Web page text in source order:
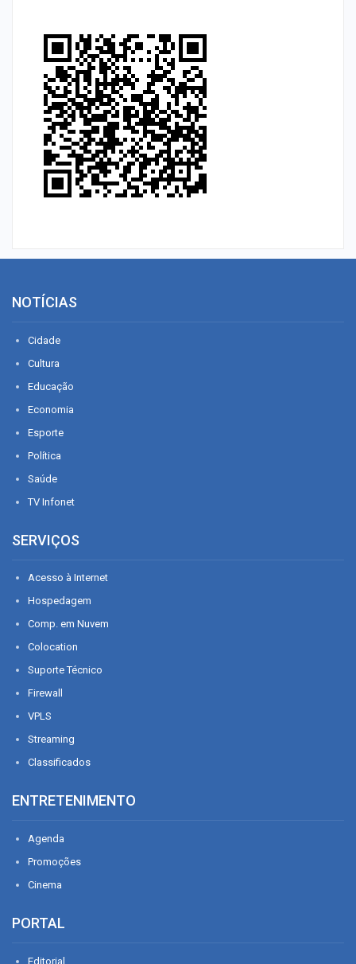
NOTÍCIAS
Cidade
Cultura
Educação
Economia
Esporte
Política
Saúde
TV Infonet
SERVIÇOS
Acesso à Internet
Hospedagem
Comp. em Nuvem
Colocation
Suporte Técnico
Firewall
VPLS
Streaming
Classificados
ENTRETENIMENTO
Agenda
Promoções
Cinema
PORTAL
Editorial